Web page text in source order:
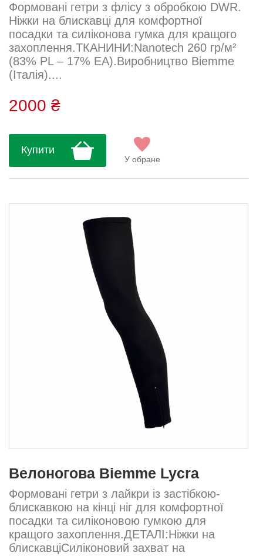
Формовані гетри з флісу з обробкою DWR.
Ніжки на блискавці для комфортної
посадки та силіконова гумка для кращого
захоплення.ТКАНИНИ:Nanotech 260 гр/м²
(83% PL – 17% EA).Виробництво Biemme
(Італія)....
2000 ₴
Купити
У обране
Велоногова Biemme Lycra
Формовані гетри з лайкри із застібкою-
блискавкою на кінці ніг для комфортної
посадки та силіконовою гумкою для
кращого захоплення.ДЕТАЛІ:Ніжки на
блискавціСиліконовий захват на